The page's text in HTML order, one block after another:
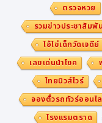
ตรวจหวย
รวมข่าวประชาสัมพั
ไอ้ไข่เด็กวัดเจดีย์
เลขเด่นนำโชค
ไทยนิวส์ไวร์
จองตั๋วรถทัวร์ออนไ
โรงแรมตราด